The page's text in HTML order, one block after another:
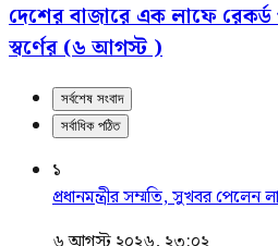
দেশের বাজারে এক লাফে
স্বর্ণের (৬ আগস্ট )
সর্বশেষ সংবাদ
সর্বাধিক পঠিত
১
প্রধানমন্ত্রীর সম্মতি, সুখবর পেলেন